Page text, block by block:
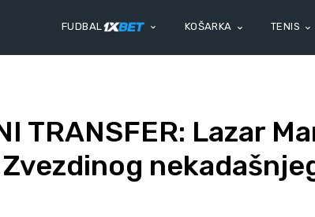
FUDBAL KOŠARKA TENIS
TRANSFER: Lazar